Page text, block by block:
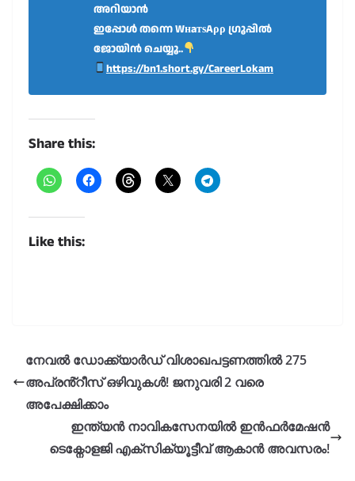
അറിയാൻ
ഇപ്പോൾ തന്നെ WнaтѕAρρ ഗ്രൂപ്പിൽ
ജോയിൻ ചെയ്യൂ..
https://bn1.short.gy/CareerLokam
Share this:
Like this:
നേവൽ ഡോക്ക്യാർഡ് വിശാഖപട്ടണത്തിൽ 275
അപ്രൻ്റീസ് ഒഴിവുകൾ! ജനുവരി 2 വരെ
അപേക്ഷിക്കാം
ഇന്ത്യൻ നാവികസേനയിൽ ഇൻഫർമേഷൻ
ടെക്നോളജി എക്സിക്യൂട്ടീവ് ആകാൻ അവസരം!